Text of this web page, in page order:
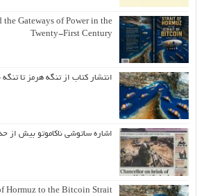
the Gateways of Power in the
Twenty-First Century
انتشار کتاب از تنگه هرمز تا
اشاره ساتوشی ناکاموتو بیش از
Hormuz to the Bitcoin Strait